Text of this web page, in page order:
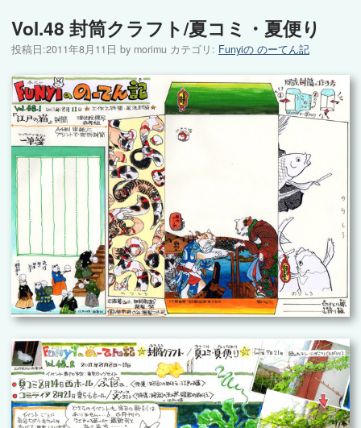
Vol.48 封筒クラフト/夏コミ・夏便り
投稿日:2011年8月11日 by morimu カテゴリ: Funyiの のーてん記